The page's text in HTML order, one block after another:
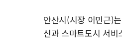
안산시(시장 이민근)
신과 스마트도시 서